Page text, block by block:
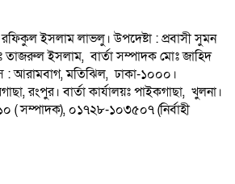
ইসলাম লাভলু। উপদেষ্টা : প্রবাসী সুমন
তাজরুল‌‌ ইসলাম, বার্তা সম্পাদক মোঃ জাহিদ
: আরামবাগ, মতিঝিল, ঢাকা-১০০০।
রংপুর। বার্তা কার্যালয়ঃ পাইকগাছা, খুলনা।
সম্পাদক), ০১৭২৮-১০৩৫০৭ (নির্বাহী